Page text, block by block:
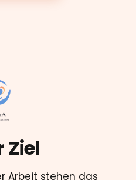
Ziel
Arbeit stehen das